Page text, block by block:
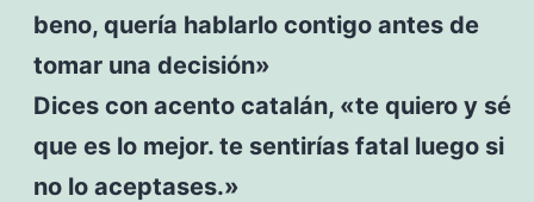
beno, quería hablarlo contigo antes de
tomar una decisión»
Dices con acento catalán, «te quiero y sé
que es lo mejor. te sentirías fatal luego si
no lo aceptases.»